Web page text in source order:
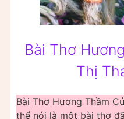
Bài Thơ
Thị
Bài Thơ Hương Thầm
thể nói là một bài thơ